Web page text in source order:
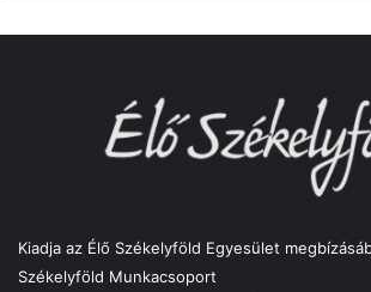
Kiadja az Élő Székelyföld Egyesület
Székelyföld Munkacsoport